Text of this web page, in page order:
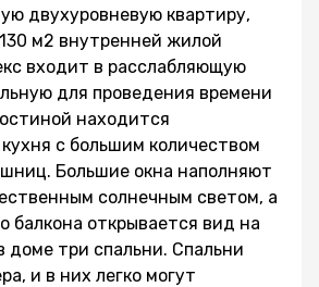
двухуровневую квартиру,
м2 внутренней жилой
входит в расслабляющую
для проведения времени
находится
с большим количеством
Большие окна наполняют
солнечным светом, а
балкона открывается вид на
доме три спальни. Спальни
и в них легко могут